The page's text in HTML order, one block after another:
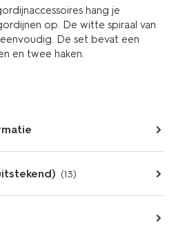
hang je
op. De witte spiraal van
De set bevat een
en twee haken.
(13)